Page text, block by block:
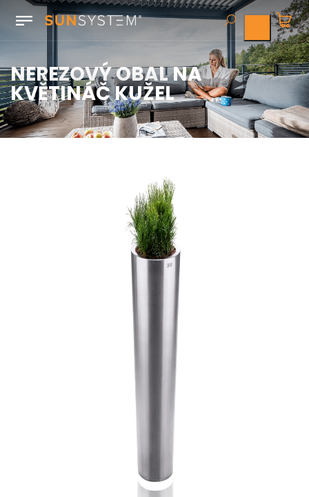
NEREZOVÝ OBAL NA
KVĚTINÁČ KUŽEL